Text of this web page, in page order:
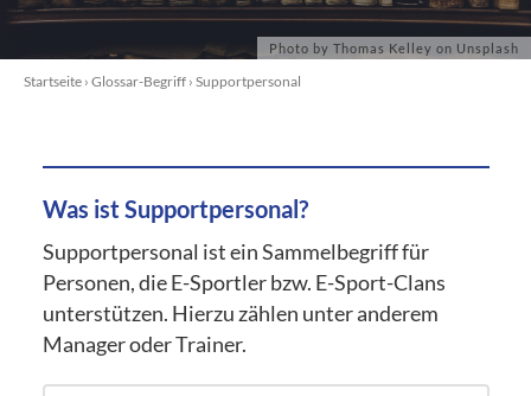
Startseite › Glossar-Begriff › Supportpersonal
Was ist Supportpersonal?
Supportpersonal ist ein Sammelbegriff für
Personen, die E-Sportler bzw. E-Sport-Clans
unterstützen. Hierzu zählen unter anderem
Manager oder Trainer.